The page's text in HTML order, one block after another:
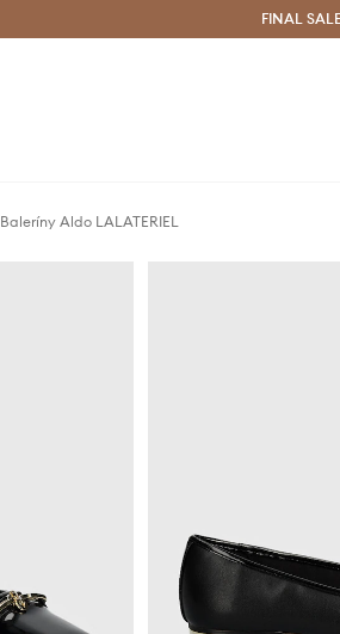
Doručení a vrácení zdarma (od 1800
FINAL
Baleríny Aldo LALATERIEL